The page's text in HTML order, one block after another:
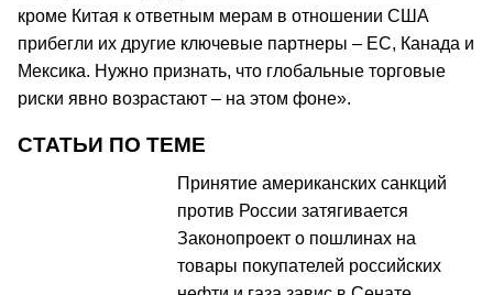
кроме Китая к ответным мерам в отношении США
прибегли их другие ключевые партнеры – ЕС, Канада и
Мексика. Нужно признать, что глобальные торговые
риски явно возрастают – на этом фоне».
СТАТЬИ ПО ТЕМЕ
Принятие американских санкций
против России затягивается
Законопроект о пошлинах на
товары покупателей российских